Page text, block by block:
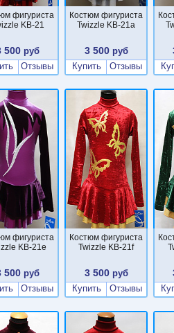
фигуриста
KB-21
500 руб
Отзывы
Костюм фигуриста
Twizzle KB-21a
3 500руб
Купить
Отзывы
фигуриста
KB-21e
500 руб
Отзывы
Костюм фигуриста
Twizzle KB-21f
3 500руб
Купить
Отзывы